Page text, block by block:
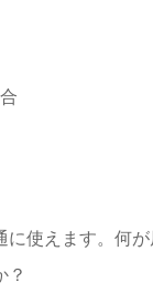
使えます。何が
？